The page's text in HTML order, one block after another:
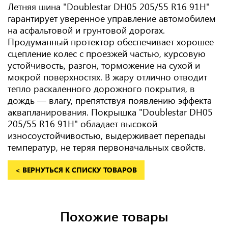
Летняя шина "Doublestar DH05 205/55 R16 91H"
гарантирует уверенное управление автомобилем
на асфальтовой и грунтовой дорогах.
Продуманный протектор обеспечивает хорошее
сцепление колес с проезжей частью, курсовую
устойчивость, разгон, торможение на сухой и
мокрой поверхностях. В жару отлично отводит
тепло раскаленного дорожного покрытия, в
дождь — влагу, препятствуя появлению эффекта
аквапланирования. Покрышка "Doublestar DH05
205/55 R16 91H" обладает высокой
износоустойчивостью, выдерживает перепады
температур, не теряя первоначальных свойств.
< ВЕРНУТЬСЯ К СПИСКУ ТОВАРОВ
Похожие товары